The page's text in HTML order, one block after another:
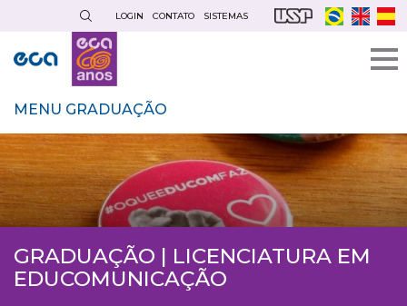
conteúdo
LOGIN CONTATO SISTEMAS
MENU GRADUAÇÃO
GRADUAÇÃO | LICENCIATURA EM
EDUCOMUNICAÇÃO